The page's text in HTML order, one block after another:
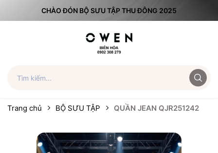
CHÀO ĐÓN BỘ SƯU TẬP THU ĐÔNG 2025
Trang chủ BỘ SƯU TẬP QUẦN JEAN QJR251242